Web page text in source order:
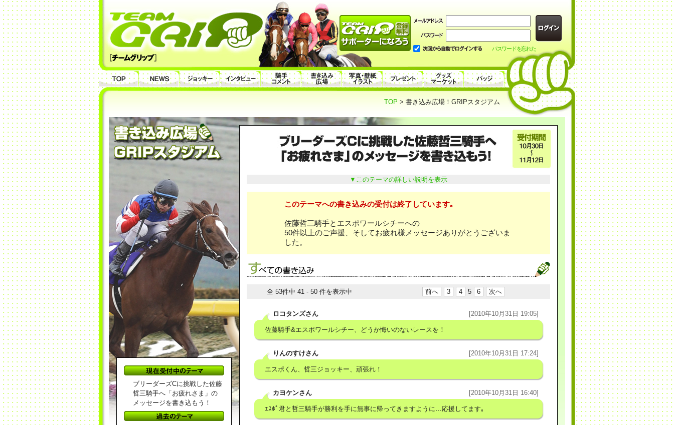
パスワードを忘れた
TOP > 書き込み広場！GRIPスタジアム
ブリーダーズCに挑戦した佐藤
哲三騎手へ「お疲れさま」の
メッセージを書き込もう！
▼このテーマの詳しい説明を表示
このテーマへの書き込みの受付は終了しています｡
佐藤哲三騎手とエスポワールシチーへの
50件以上のご声援、そしてお疲れ様メッセージありがとうございま
した。
全 53件中 41 - 50 件を表示中 前へ 3 4 5 6 次へ
ロコタンズさん [2010年10月31日 19:05]
佐藤騎手&エスポワールシチー、どうか悔いのないレースを！
りんのすけさん [2010年10月31日 17:24]
エスポくん、哲三ジョッキー、頑張れ！
カヨケンさん [2010年10月31日 16:40]
ｴｽﾎﾟ君と哲三騎手が勝利を手に無事に帰ってきますように…応援してます｡